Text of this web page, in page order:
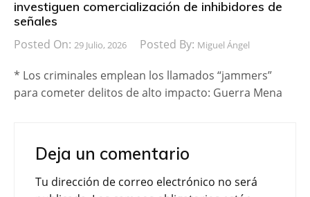
investiguen comercialización de inhibidores de
señales
Posted On: 29 Julio, 2026 Posted By: Miguel Ángel
* Los criminales emplean los llamados “jammers”
para cometer delitos de alto impacto: Guerra Mena
Deja un comentario
Tu dirección de correo electrónico no será